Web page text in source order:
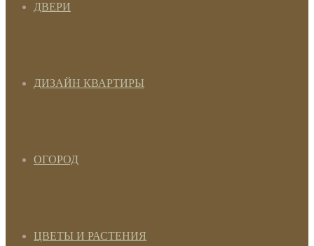
ДВЕРИ
ДИЗАЙН КВАРТИРЫ
ОГОРОД
ЦВЕТЫ И РАСТЕНИЯ